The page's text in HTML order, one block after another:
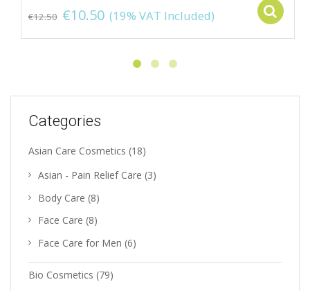
€12.50 €10.50 (19% VAT Included)
Categories
Asian Care Cosmetics (18)
Asian - Pain Relief Care (3)
Body Care (8)
Face Care (8)
Face Care for Men (6)
Bio Cosmetics (79)